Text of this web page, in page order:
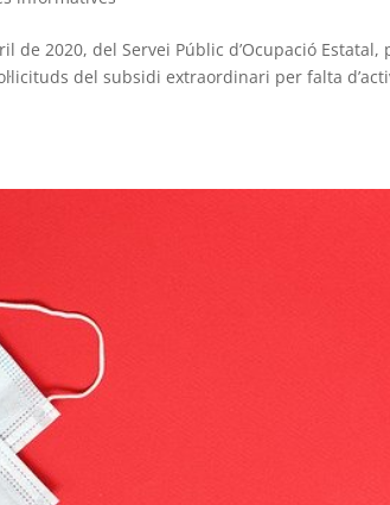
de 2020, del Servei Públic d’Ocupació Estatal,
del subsidi extraordinari per falta